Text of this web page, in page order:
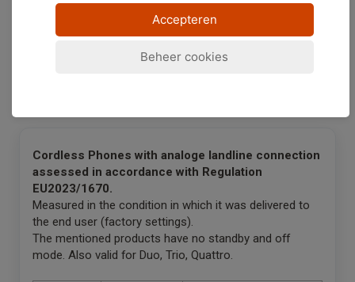
beschikbaar in het Duits en Engels. U kunt de
ingebouwde vertaalfunctie van uw browser gebruiken
Instructies zijn beschikbaar voor Google Chrome
Cordless Phones with analoge landline connection
assessed in accordance with Regulation
EU2023/1670.
Measured in the condition in which it was delivered to
the end user (factory settings).
The mentioned products have no standby and off
mode. Also valid for Duo, Trio, Quattro.
Accepteren
Beheer cookies